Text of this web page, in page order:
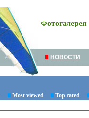
Фотогалерея
НОВОСТИ
Most viewed Top rated